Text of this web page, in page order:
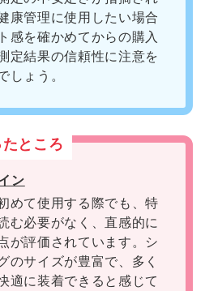
康管理に使用したい場合
感を確かめてからの購入
定結果の信頼性に注意を
しょう。
ところ
ン
めて使用する際でも、特
む必要がなく、直感的に
が評価されています。シ
のサイズが豊富で、多く
適に装着できると感じて